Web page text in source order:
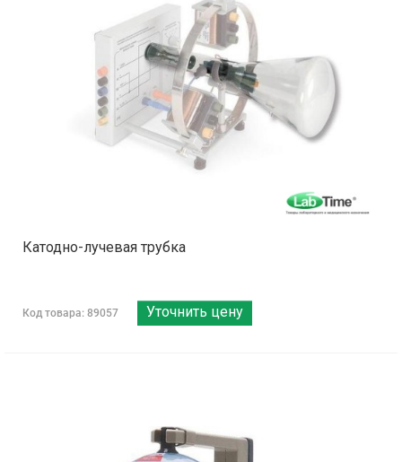
Катодно-лучевая трубка
Код товара: 89057 Уточнить цену